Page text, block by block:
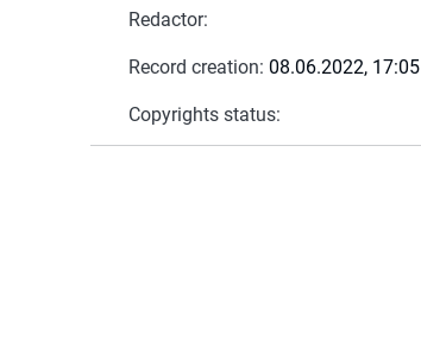
Redactor:
Record creation: 08.06.2022, 17:05
Copyrights status: